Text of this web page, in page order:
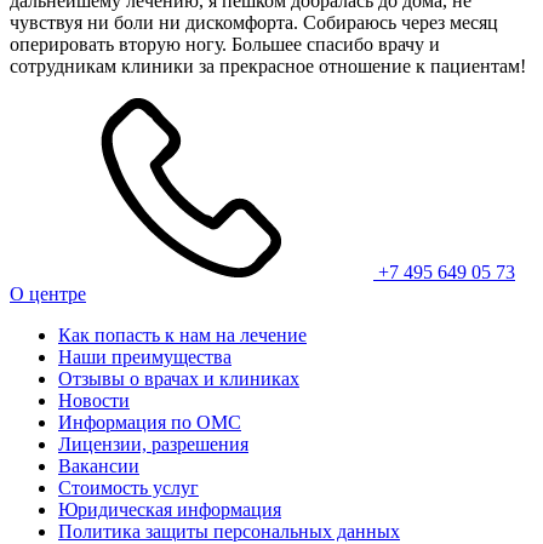
чувствуя ни боли ни дискомфорта. Собираюсь через месяц
оперировать вторую ногу. Большее спасибо врачу и
сотрудникам клиники за прекрасное отношение к пациентам!
+7 495 649 05 73
О центре
Как попасть к нам на лечение
Наши преимущества
Отзывы о врачах и клиниках
Новости
Информация по ОМС
Лицензии, разрешения
Вакансии
Стоимость услуг
Юридическая информация
Политика защиты персональных данных